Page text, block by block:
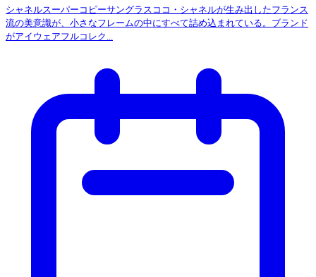
シャネルスーパーコピーサングラスココ・シャネルが生み出したフランス
流の美意識が、小さなフレームの中にすべて詰め込まれている。ブランド
がアイウェアフルコレク...